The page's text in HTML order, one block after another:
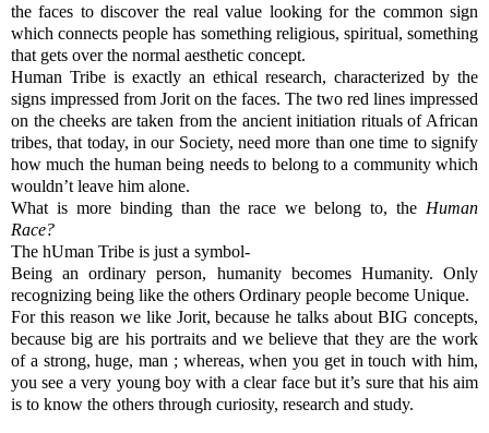
the faces to discover the real value looking for the common sign
which connects people has something religious, spiritual, something
that gets over the normal aesthetic concept.
Human Tribe is exactly an ethical research, characterized by the
signs impressed from Jorit on the faces. The two red lines impressed
on the cheeks are taken from the ancient initiation rituals of African
tribes, that today, in our Society, need more than one time to signify
how much the human being needs to belong to a community which
wouldn’t leave him alone.
What is more binding than the race we belong to, the Human
Race?
The hUman Tribe is just a symbol-
Being an ordinary person, humanity becomes Humanity. Only
recognizing being like the others Ordinary people become Unique.
For this reason we like Jorit, because he talks about BIG concepts,
because big are his portraits and we believe that they are the work
of a strong, huge, man ; whereas, when you get in touch with him,
you see a very young boy with a clear face but it’s sure that his aim
is to know the others through curiosity, research and study.